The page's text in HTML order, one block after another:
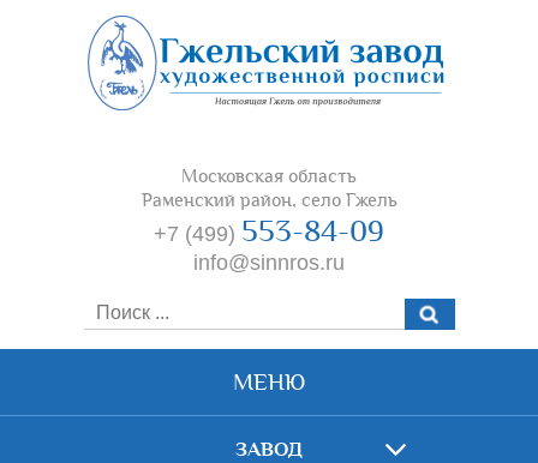
Московская область
Раменский район, село Гжель
+7 (499) 553-84-09
info@sinnros.ru
МЕНЮ
ЗАВОД